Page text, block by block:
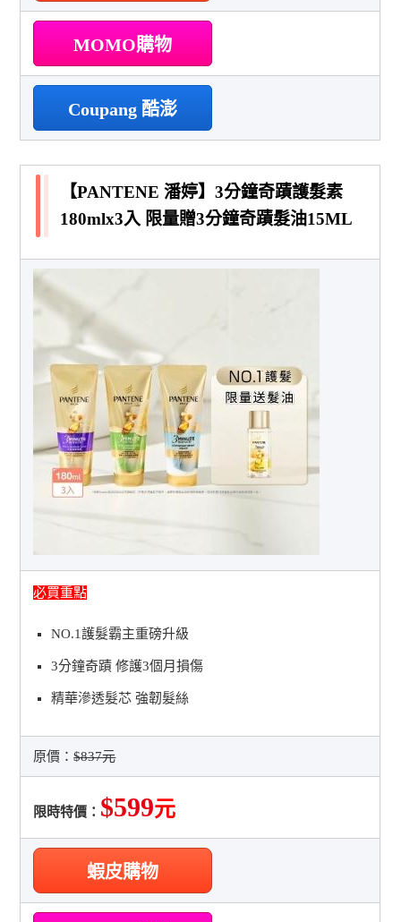
MOMO購物
Coupang 酷澎
【PANTENE 潘婷】3分鐘奇蹟護髮素
180mlx3入 限量贈3分鐘奇蹟髮油15ML
必買重點
NO.1護髮霸主重磅升級
3分鐘奇蹟 修護3個月損傷
精華滲透髮芯 強韌髮絲
原價：$837元
限時特價： $599元
蝦皮購物